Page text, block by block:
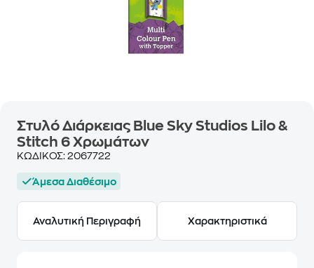
Στυλό Διάρκειας Blue Sky Studios Lilo &
Stitch 6 Χρωμάτων
ΚΩΔΙΚΟΣ: 2067722
Άμεσα Διαθέσιμο
Αναλυτική Περιγραφή Χαρακτηριστικά